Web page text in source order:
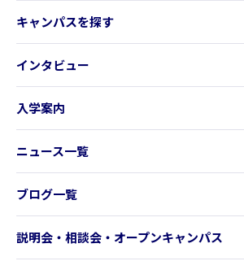
キャンパスを探す
インタビュー
入学案内
ニュース一覧
ブログ一覧
説明会・相談会・オープンキャンパス